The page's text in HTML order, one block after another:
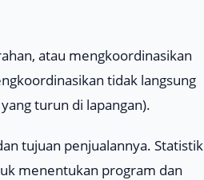
atau mengkoordinasikan
tidak langsung
turun di lapangan).
tujuan penjualannya. Statistik
menentukan program dan